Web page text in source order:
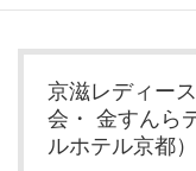
京滋レディー
会・ 金すんら
ルホテル京都